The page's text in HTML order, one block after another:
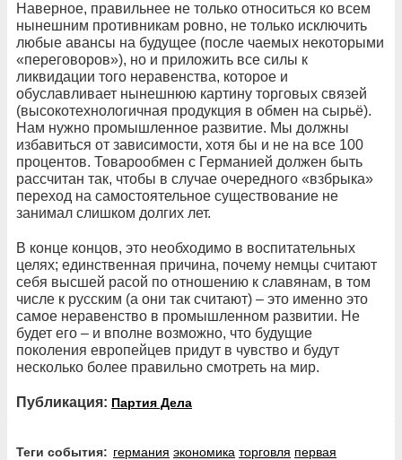
Наверное, правильнее не только относиться ко всем
нынешним противникам ровно, не только исключить
любые авансы на будущее (после чаемых некоторыми
«переговоров»), но и приложить все силы к
ликвидации того неравенства, которое и
обуславливает нынешнюю картину торговых связей
(высокотехнологичная продукция в обмен на сырьё).
Нам нужно промышленное развитие. Мы должны
избавиться от зависимости, хотя бы и не на все 100
процентов. Товарообмен с Германией должен быть
рассчитан так, чтобы в случае очередного «взбрыка»
переход на самостоятельное существование не
занимал слишком долгих лет.
В конце концов, это необходимо в воспитательных
целях; единственная причина, почему немцы считают
себя высшей расой по отношению к славянам, в том
числе к русским (а они так считают) – это именно это
самое неравенство в промышленном развитии. Не
будет его – и вполне возможно, что будущие
поколения европейцев придут в чувство и будут
несколько более правильно смотреть на мир.
Публикация: Партия Дела
Теги события: германия экономика торговля первая